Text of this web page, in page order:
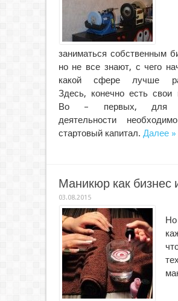
заниматься собственным
но не все знают, с чего
какой сфере лучше
Здесь, конечно есть свои
Во – первых, для
деятельности
стартовый капитал. Далее »
Маникюр как бизнес
03.08.2015